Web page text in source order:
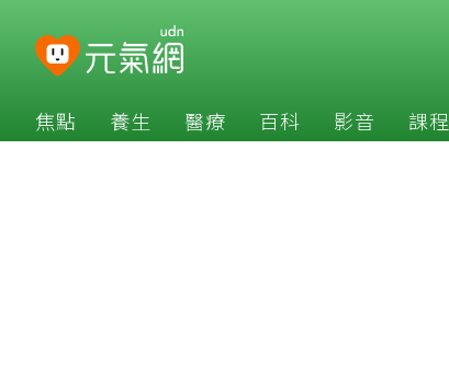
焦點 養生 醫療 百科 影音 課程